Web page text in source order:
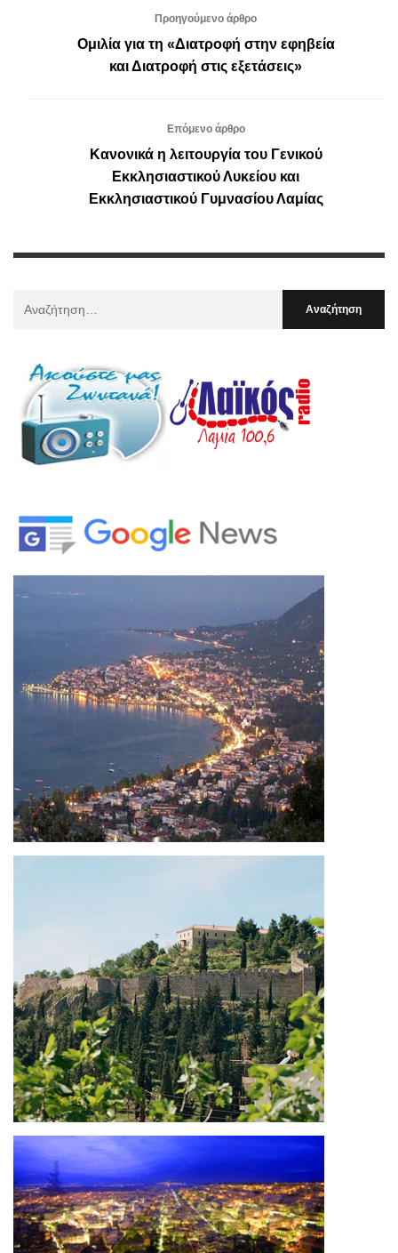
Προηγούμενο άρθρο
Ομιλία για τη «Διατροφή στην εφηβεία
και Διατροφή στις εξετάσεις»
Επόμενο άρθρο
Κανονικά η λειτουργία του Γενικού
Εκκλησιαστικού Λυκείου και
Εκκλησιαστικού Γυμνασίου Λαμίας